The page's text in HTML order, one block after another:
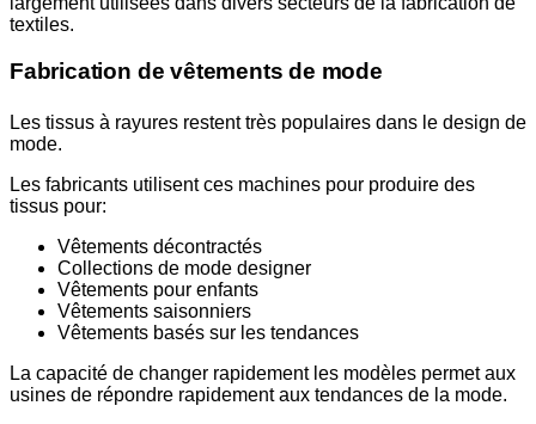
textiles.
Fabrication de vêtements de mode
Les tissus à rayures restent très populaires dans le design de
mode.
Les fabricants utilisent ces machines pour produire des
tissus pour:
Vêtements décontractés
Collections de mode designer
Vêtements pour enfants
Vêtements saisonniers
Vêtements basés sur les tendances
La capacité de changer rapidement les modèles permet aux
usines de répondre rapidement aux tendances de la mode.